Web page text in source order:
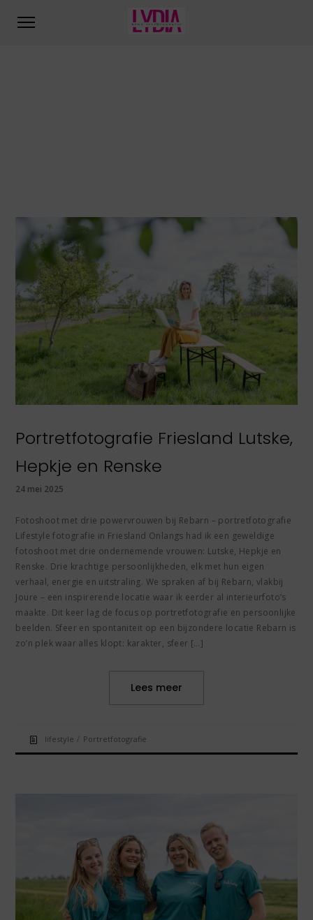
Portretfotografie Friesland Lutske,
Hepkje en Renske
24 mei 2025
Fotoshoot met drie powervrouwen bij Rebarn – portretfotografie
Lifestyle fotografie in Friesland Onlangs had ik een geweldige
fotoshoot met drie ondernemende vrouwen: Lutske, Hepkje en
Renske. Drie krachtige persoonlijkheden, elk met hun eigen
verhaal, energie en uitstraling. We spraken af bij Rebarn, vlakbij
Joure – een inspirerende locatie waar ik eerder al interieurfoto’s
maakte. Dit keer lag de focus op portretfotografie en persoonlijke
beelden. Sfeer en spontaniteit op een bijzondere locatie Rebarn is
zo’n plek waar alles klopt: karakter, sfeer […]
Lees meer
lifestyle / Portretfotografie